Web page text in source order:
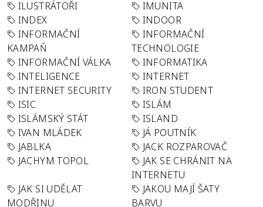
ILUSTRÁTOŘI
IMUNITA
INDEX
INDOOR
INFORMAČNÍ
KAMPAŇ
INFORMAČNÍ
TECHNOLOGIE
INFORMAČNÍ VÁLKA
INFORMATIKA
INTELIGENCE
INTERNET
INTERNET SECURITY
IRON STUDENT
ISIC
ISLÁM
ISLÁMSKÝ STÁT
ISLAND
IVAN MLÁDEK
JÁ POUTNÍK
JABLKA
JACK ROZPAROVAČ
JACHYM TOPOL
JAK SE CHRÁNIT NA
INTERNETU
JAK SI UDĚLAT
MODŘINU
JAKOU MAJÍ ŠATY
BARVU